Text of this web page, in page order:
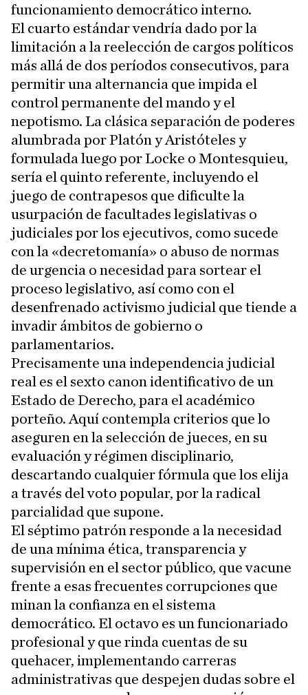
funcionamiento democrático interno.
El cuarto estándar vendría dado por la
limitación a la reelección de cargos políticos
más allá de dos períodos consecutivos, para
permitir una alternancia que impida el
control permanente del mando y el
nepotismo. La clásica separación de poderes
alumbrada por Platón y Aristóteles y
formulada luego por Locke o Montesquieu,
sería el quinto referente, incluyendo el
juego de contrapesos que dificulte la
usurpación de facultades legislativas o
judiciales por los ejecutivos, como sucede
con la «decretomanía» o abuso de normas
de urgencia o necesidad para sortear el
proceso legislativo, así como con el
desenfrenado activismo judicial que tiende a
invadir ámbitos de gobierno o
parlamentarios.
Precisamente una independencia judicial
real es el sexto canon identificativo de un
Estado de Derecho, para el académico
porteño. Aquí contempla criterios que lo
aseguren en la selección de jueces, en su
evaluación y régimen disciplinario,
descartando cualquier fórmula que los elija
a través del voto popular, por la radical
parcialidad que supone.
El séptimo patrón responde a la necesidad
de una mínima ética, transparencia y
supervisión en el sector público, que vacune
frente a esas frecuentes corrupciones que
minan la confianza en el sistema
democrático. El octavo es un funcionariado
profesional y que rinda cuentas de su
quehacer, implementando carreras
administrativas que despejen dudas sobre el